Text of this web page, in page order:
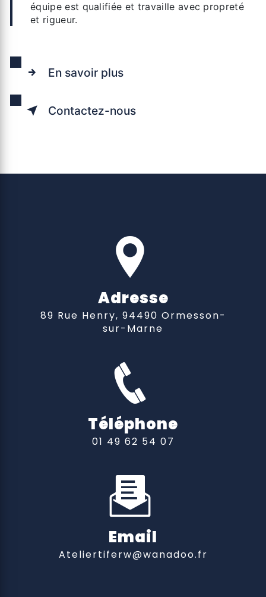
équipe est qualifiée et travaille avec propreté
et rigueur.
En savoir plus
Contactez-nous
Adresse
89 Rue Henry, 94490 Ormesson-
sur-Marne
Téléphone
01 49 62 54 07
Email
ateliertiferw@wanadoo.fr